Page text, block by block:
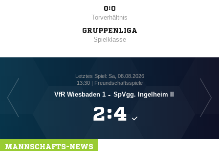
0:0
Torverhältnis
GRUPPENLIGA
Spielklasse
Letztes Spiel: Sa, 08.08.2026
13:30 | Freundschaftsspiele
VfR Wiesbaden 1 - SpVgg. Ingelheim II
:
MANNSCHAFTS-NEWS